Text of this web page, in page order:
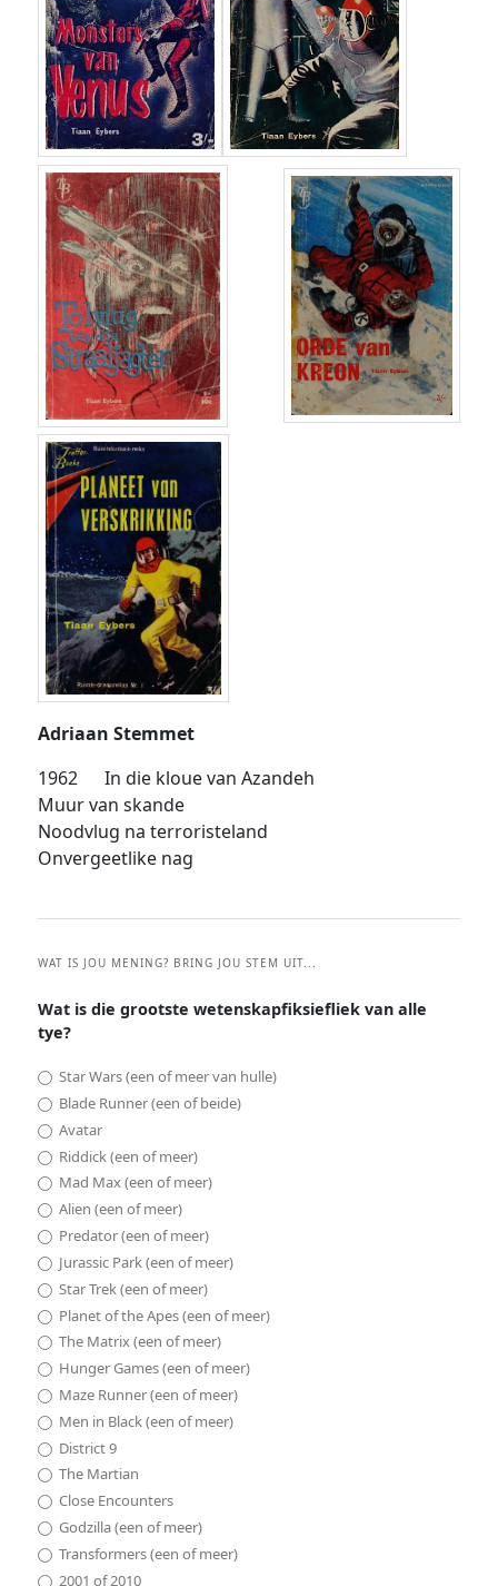
Adriaan Stemmet
1962 In die kloue van Azandeh
Muur van skande
Noodvlug na terroristeland
Onvergeetlike nag
WAT IS JOU MENING? BRING JOU STEM UIT...
Wat is die grootste wetenskapfiksiefliek van alle
tye?
Star Wars (een of meer van hulle)
Blade Runner (een of beide)
Avatar
Riddick (een of meer)
Mad Max (een of meer)
Alien (een of meer)
Predator (een of meer)
Jurassic Park (een of meer)
Star Trek (een of meer)
Planet of the Apes (een of meer)
The Matrix (een of meer)
Hunger Games (een of meer)
Maze Runner (een of meer)
Men in Black (een of meer)
District 9
The Martian
Close Encounters
Godzilla (een of meer)
Transformers (een of meer)
2001 of 2010